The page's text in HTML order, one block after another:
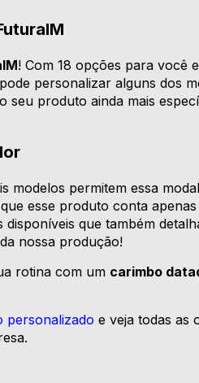
! Com 18 opções para você
personalizar alguns dos
seu produto ainda mais
modelos permitem essa
esse produto conta
que também
nossa produção!
rotina com um carimbo
personalizado e veja todas as